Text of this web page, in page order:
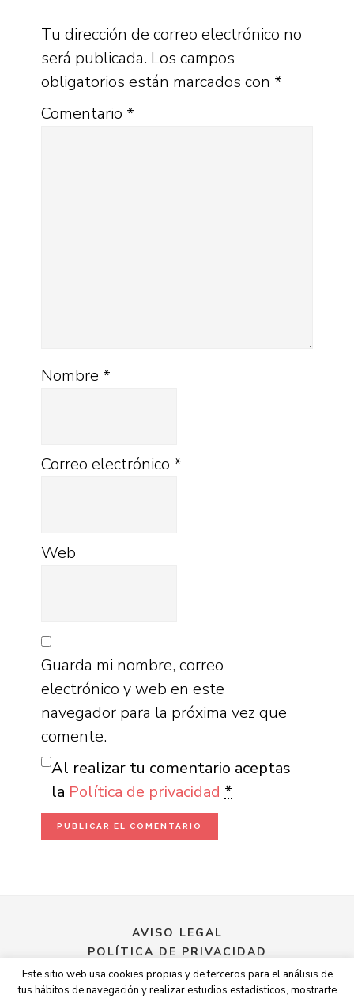
los
lectores
Tu dirección de correo electrónico no
será publicada. Los campos
obligatorios están marcados con *
Comentario *
Nombre *
Correo electrónico *
Web
Guarda mi nombre, correo
electrónico y web en este
navegador para la próxima vez que
comente.
Al realizar tu comentario aceptas
la Política de privacidad *
AVISO LEGAL
POLÍTICA DE PRIVACIDAD
POLÍTICA DE COOKIES
CONTRATACIÓN
Este sitio web usa cookies propias y de terceros para el análisis de
tus hábitos de navegación y realizar estudios estadísticos, mostrarte